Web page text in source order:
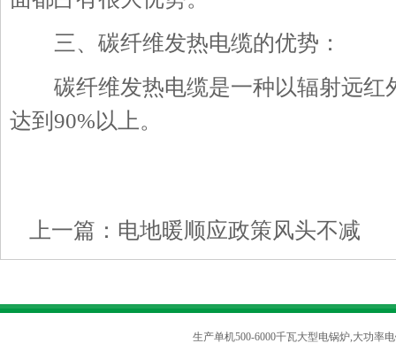
三、碳纤维发热电缆的优势：
碳纤维发热电缆是一种以辐射远红
达到90%以上。
上一篇： 电地暖顺应政策风头不减
生产单机500-6000千瓦大型电锅炉,大功率